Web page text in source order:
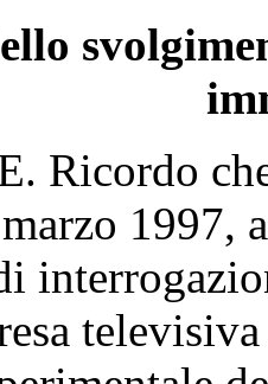
Ricordo
1997,